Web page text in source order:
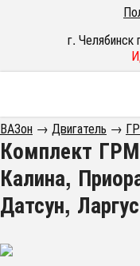
г.
ВАЗон → Двигатель →
Комплект
Калина,
Датсун,